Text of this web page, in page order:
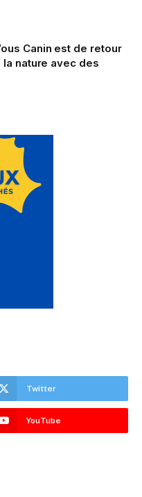
Canin est de retour
la nature avec des
Twitter
YouTube